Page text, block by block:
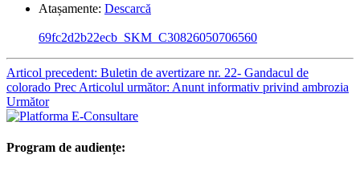
Atașamente: Descarcă
69fc2d2b22ecb_SKM_C30826050706560
Articol precedent: Buletin de avertizare nr. 22- Gandacul de
colorado Prec Articolul următor: Anunt informativ privind ambrozia
Următor
Program de audiențe: